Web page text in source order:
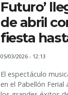
Futuro’
de abril
fiesta
05/03/2026 - 12:13
El espectáculo
en el Pabellón Ferial